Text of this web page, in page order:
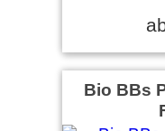
Bio BBs